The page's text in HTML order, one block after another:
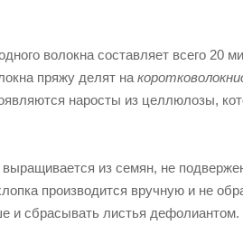
волокна составляет всего 20
пряжу делят на
наросты из целлюлозы,
из семян, не
производится вручную и не
и сбрасывать листья дефолиантом.